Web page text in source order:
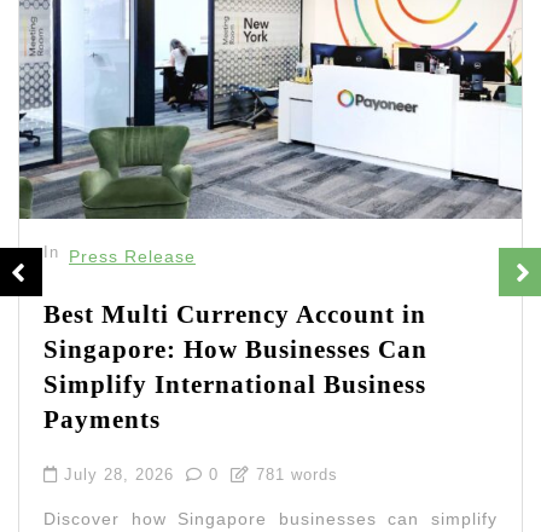
In Press Release
Best Multi Currency Account in
Singapore: How Businesses Can
Simplify International Business
Payments
July 28, 2026 0 781 words
Discover how Singapore businesses can simplify